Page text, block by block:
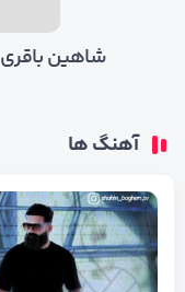
شاهین باقری
آهنگ ها